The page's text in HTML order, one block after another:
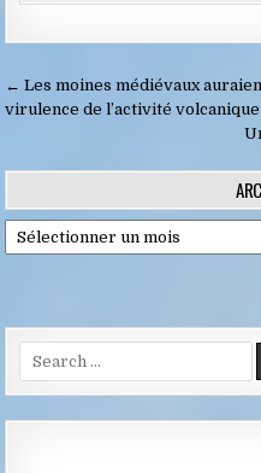
Navigation
de
← Les moines médiévaux
virulence de l’activité volcanique
Archives
for: